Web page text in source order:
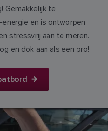
Gemakkelijk te
en is ontworpen
stressvrij aan te meren.
en dok aan als een pro!